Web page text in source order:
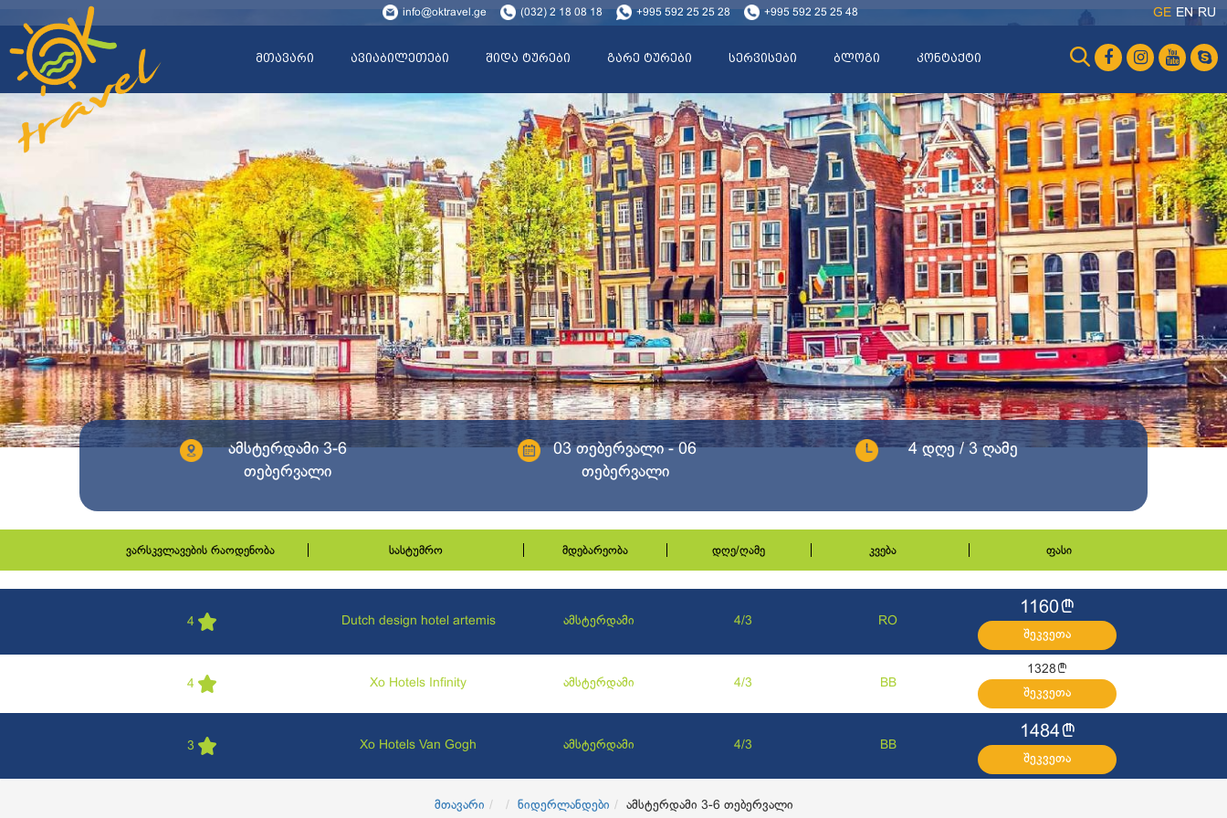
info@oktravel.ge (032) 2 18 08 18 +995 592 25 25 28 +995 592 25 25 48 GE EN RU
მთავარი ავიაბილეთები შიდა ტურები გარე ტურები სერვისები ბლოგი კონტაქტი
ამსტერდამი 3-6
თებერვალი
03 თებერვალი - 06
თებერვალი
4 დღე / 3 ღამე
ვარსკვლავების რაოდენობა სასტუმრო მდებარეობა დღე/ღამე კვება ფასი
4 Dutch design hotel artemis ამსტერდამი 4/3 RO
1160l
შეკვეთა
4 Xo Hotels Infinity ამსტერდამი 4/3 BB
1328 l
შეკვეთა
3 Xo Hotels Van Gogh ამსტერდამი 4/3 BB
1484l
შეკვეთა
მთავარი ნიდერლანდები ამსტერდამი 3-6 თებერვალი